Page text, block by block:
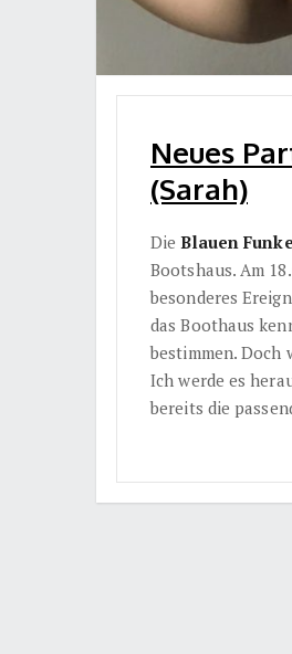
Neues
(Sarah)
DieBlauen
Bootshaus. Am
besonderes
das Boothaus
bestimmen. Doch
Ich werde es
bereits die